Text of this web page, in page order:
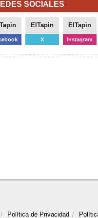
SOCIALES
ElTapin
X
ElTapin
Instagram
Política de Privacidad